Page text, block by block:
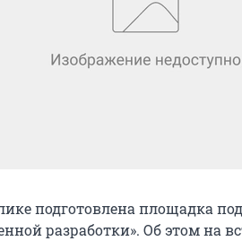
подготовлена площадка
разработки». Об этом на